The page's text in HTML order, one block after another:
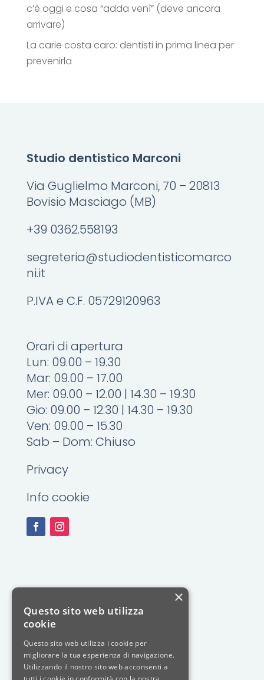
c’è oggi e cosa “adda venì” (deve ancora
arrivare)
La carie costa caro: dentisti in prima linea per
prevenirla
Studio dentistico Marconi
Via Guglielmo Marconi, 70 – 20813
Bovisio Masciago (MB)
+39 0362.558193
segreteria@studiodentisticomarco
ni.it
P.IVA e C.F. 05729120963
Orari di apertura
Lun: 09.00 – 19.30
Mar: 09.00 – 17.00
Mer: 09.00 – 12.00 | 14.30 – 19.30
Gio: 09.00 – 12.30 | 14.30 – 19.30
Ven: 09.00 – 15.30
Sab – Dom: Chiuso
Privacy
Info cookie
×
Questo sito web utilizza
cookie
Questo sito web utilizza i cookie per
migliorare la tua esperienza di navigazione.
Utilizzando il nostro sito web acconsenti a